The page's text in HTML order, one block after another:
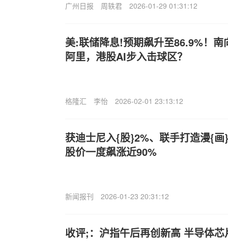
广州日报 周轶君 2026-01-29 01:31:12
美:联储降息!预期飙升至86.9%！南
阿里，港股AI步入击球区？
格隆汇 李怡 2026-02-01 23:13:12
获迪士尼入{股}2%、联手打造漫{
股价一度飙涨近90%
新闻报刊 2026-01-23 20:31:12
收评;：沪指午后再创新高 半导体